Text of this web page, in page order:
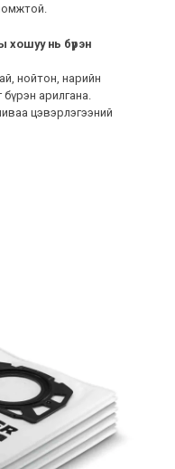
нь бүрэн
нойтон, нарийн
арилгана.
цэвэрлэгээний